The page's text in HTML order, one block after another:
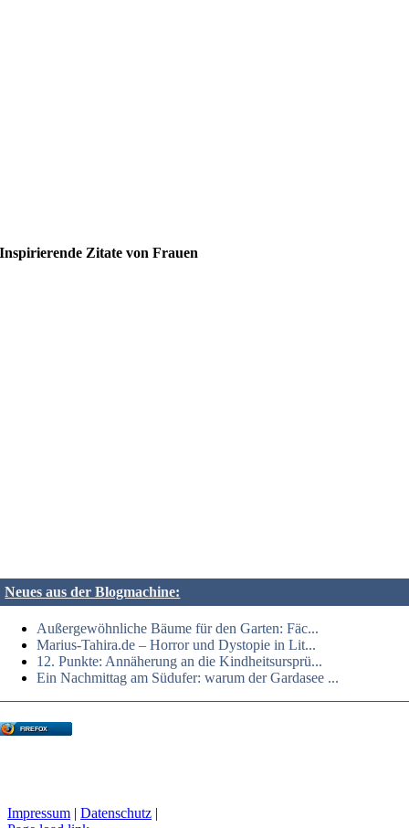
Inspirierende Zitate von Frauen
Neues aus der Blogmachine:
Außergewöhnliche Bäume für den Garten: Fäc...
Marius-Tahira.de – Horror und Dystopie in Lit...
12. Punkte: Annäherung an die Kindheitsursprü...
Ein Nachmittag am Südufer: warum der Gardasee ...
FIREFOX
Impressum | Datenschutz |